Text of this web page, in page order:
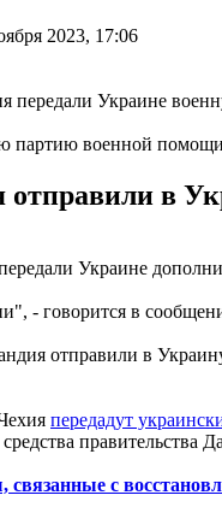
2023, 17:06
партию военной помощи
в
Украине
- говорится в
отправили в
передадут
правительства
связанные с